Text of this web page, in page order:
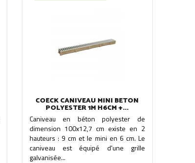
COECK CANIVEAU MINI BETON
POLYESTER 1M H6CM +...
Caniveau en béton polyester de
dimension 100x12,7 cm existe en 2
hauteurs : 9 cm et le mini en 6 cm. Le
caniveau est équipé d'une grille
galvanisée...